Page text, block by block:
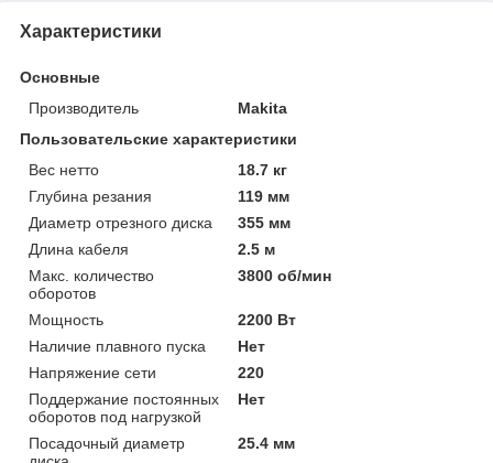
Характеристики
Основные
Производитель
Makita
Пользовательские характеристики
Вес нетто
18.7 кг
Глубина резания
119 мм
Диаметр отрезного диска
355 мм
Длина кабеля
2.5 м
Макс. количество
оборотов
3800 об/мин
Мощность
2200 Вт
Наличие плавного пуска
Нет
Напряжение сети
220
Поддержание постоянных
оборотов под нагрузкой
Нет
Посадочный диаметр
25.4 мм